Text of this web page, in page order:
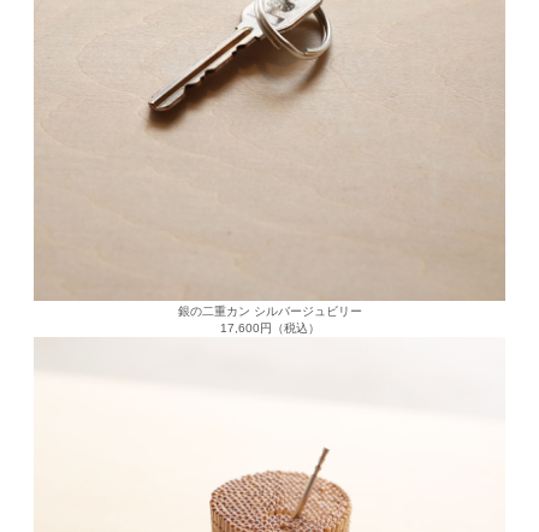
銀の二重カン シルバージュビリー
17,600円（税込）